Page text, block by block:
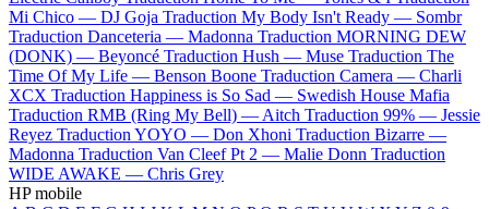
Mi Chico — DJ Goja Traduction My Body Isn't Ready — Sombr
Traduction Danceteria — Madonna Traduction MORNING DEW
(DONK) — Beyoncé Traduction Hush — Muse Traduction The
Time Of My Life — Benson Boone Traduction Camera — Charli
XCX Traduction Happiness is So Sad — Swedish House Mafia
Traduction RMB (Ring My Bell) — Aitch Traduction 99% — Jessie
Reyez Traduction YOYO — Don Xhoni Traduction Bizarre —
Madonna Traduction Van Cleef Pt 2 — Malie Donn Traduction
WIDE AWAKE — Chris Grey
HP mobile